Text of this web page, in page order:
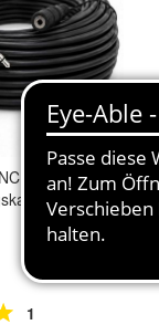
30 Meter
1